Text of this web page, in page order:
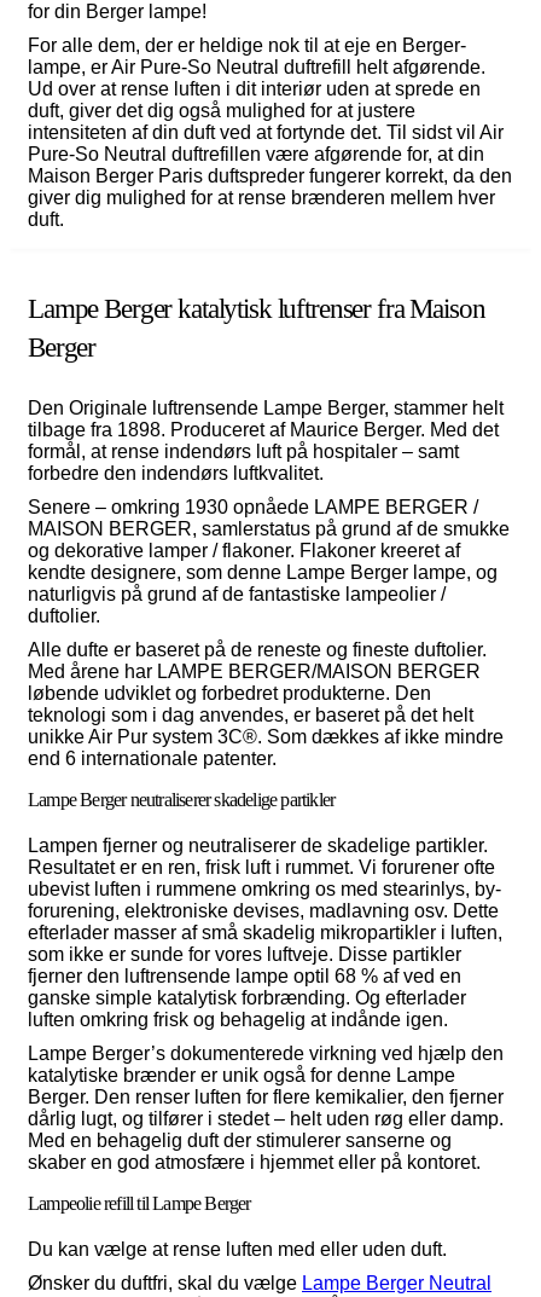
for din Berger lampe!
For alle dem, der er heldige nok til at eje en Berger-
lampe, er Air Pure-So Neutral duftrefill helt afgørende.
Ud over at rense luften i dit interiør uden at sprede en
duft, giver det dig også mulighed for at justere
intensiteten af din duft ved at fortynde det. Til sidst vil Air
Pure-So Neutral duftrefillen være afgørende for, at din
Maison Berger Paris duftspreder fungerer korrekt, da den
giver dig mulighed for at rense brænderen mellem hver
duft.
Lampe Berger katalytisk luftrenser fra Maison
Berger
Den Originale luftrensende Lampe Berger, stammer helt
tilbage fra 1898. Produceret af Maurice Berger. Med det
formål, at rense indendørs luft på hospitaler – samt
forbedre den indendørs luftkvalitet.
Senere – omkring 1930 opnåede LAMPE BERGER /
MAISON BERGER, samlerstatus på grund af de smukke
og dekorative lamper / flakoner. Flakoner kreeret af
kendte designere, som denne Lampe Berger lampe, og
naturligvis på grund af de fantastiske lampeolier /
duftolier.
Alle dufte er baseret på de reneste og fineste duftolier.
Med årene har LAMPE BERGER/MAISON BERGER
løbende udviklet og forbedret produkterne. Den
teknologi som i dag anvendes, er baseret på det helt
unikke Air Pur system 3C®. Som dækkes af ikke mindre
end 6 internationale patenter.
Lampe Berger neutraliserer skadelige partikler
Lampen fjerner og neutraliserer de skadelige partikler.
Resultatet er en ren, frisk luft i rummet. Vi forurener ofte
ubevist luften i rummene omkring os med stearinlys, by-
forurening, elektroniske devises, madlavning osv. Dette
efterlader masser af små skadelig mikropartikler i luften,
som ikke er sunde for vores luftveje. Disse partikler
fjerner den luftrensende lampe optil 68 % af ved en
ganske simple katalytisk forbrænding. Og efterlader
luften omkring frisk og behagelig at indånde igen.
Lampe Berger’s dokumenterede virkning ved hjælp den
katalytiske brænder er unik også for denne Lampe
Berger. Den renser luften for flere kemikalier, den fjerner
dårlig lugt, og tilfører i stedet – helt uden røg eller damp.
Med en behagelig duft der stimulerer sanserne og
skaber en god atmosfære i hjemmet eller på kontoret.
Lampeolie refill til Lampe Berger
Du kan vælge at rense luften med eller uden duft.
Ønsker du duftfri, skal du vælge Lampe Berger Neutral